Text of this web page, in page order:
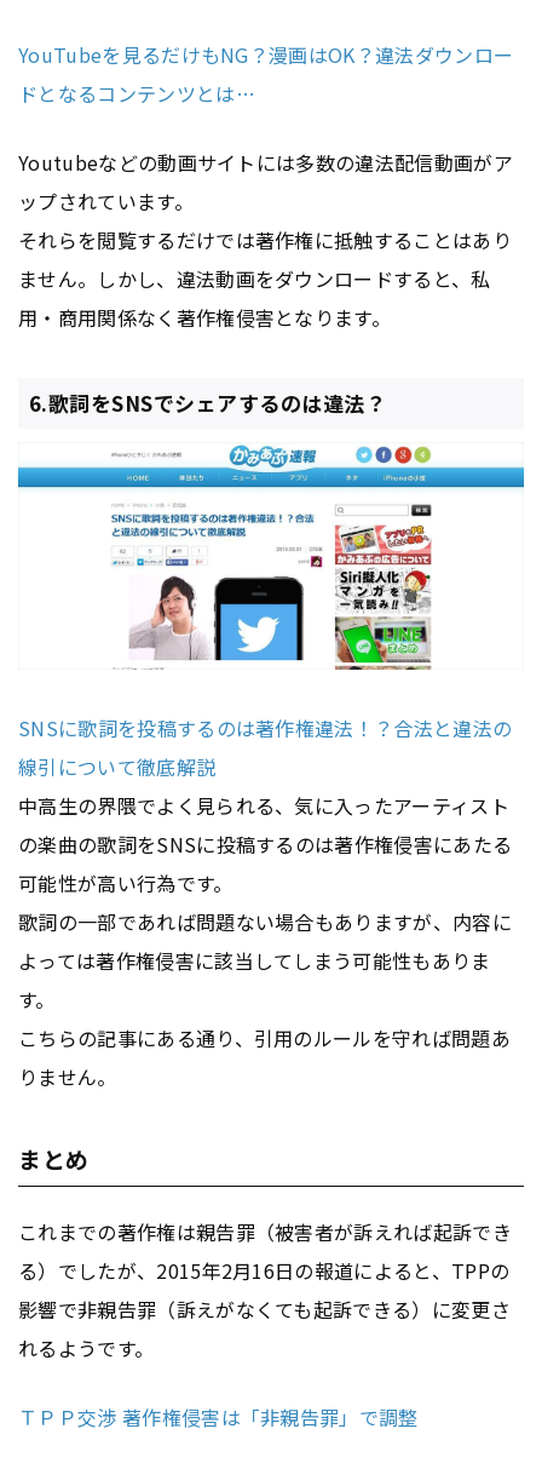
YouTubeを見るだけもNG？漫画はOK？違法ダウンロー
ドとなるコンテンツとは…
Youtubeなどの動画サイトには多数の違法配信動画がア
ップされています。
それらを閲覧するだけでは著作権に抵触することはあり
ません。しかし、違法動画をダウンロードすると、私
用・商用関係なく著作権侵害となります。
6.歌詞をSNSでシェアするのは違法？
SNSに歌詞を投稿するのは著作権違法！？合法と違法の
線引について徹底解説
中高生の界隈でよく見られる、気に入ったアーティスト
の楽曲の歌詞をSNSに投稿するのは著作権侵害にあたる
可能性が高い行為です。
歌詞の一部であれば問題ない場合もありますが、内容に
よっては著作権侵害に該当してしまう可能性もありま
す。
こちらの記事にある通り、引用のルールを守れば問題あ
りません。
まとめ
これまでの著作権は親告罪（被害者が訴えれば起訴でき
る）でしたが、2015年2月16日の報道によると、TPPの
影響で非親告罪（訴えがなくても起訴できる）に変更さ
れるようです。
ＴＰＰ交渉 著作権侵害は「非親告罪」で調整